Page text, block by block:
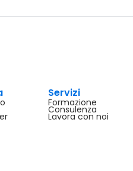
Servizi
Formazione
Consulenza
Lavora con noi